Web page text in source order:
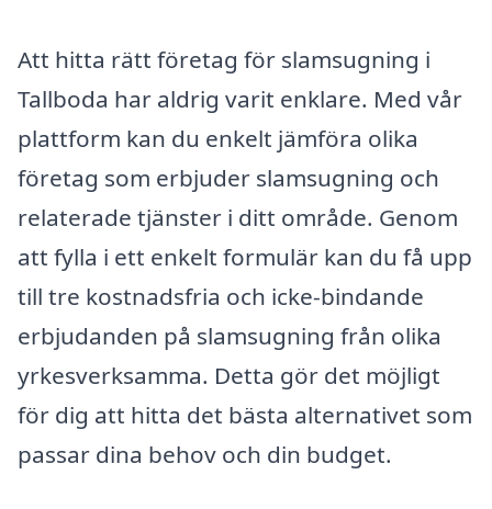
Att hitta rätt företag för slamsugning i
Tallboda har aldrig varit enklare. Med vår
plattform kan du enkelt jämföra olika
företag som erbjuder slamsugning och
relaterade tjänster i ditt område. Genom
att fylla i ett enkelt formulär kan du få upp
till tre kostnadsfria och icke-bindande
erbjudanden på slamsugning från olika
yrkesverksamma. Detta gör det möjligt
för dig att hitta det bästa alternativet som
passar dina behov och din budget.